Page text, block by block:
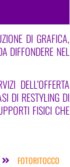
DI GRAFICA,
DIFFONDERE NEL
DELL’OFFERTA
DI RESTYLING DI
FISICI CHE
FOTORITOCCO